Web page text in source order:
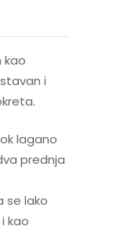
kao
i
lagano
prednja
se lako
kao